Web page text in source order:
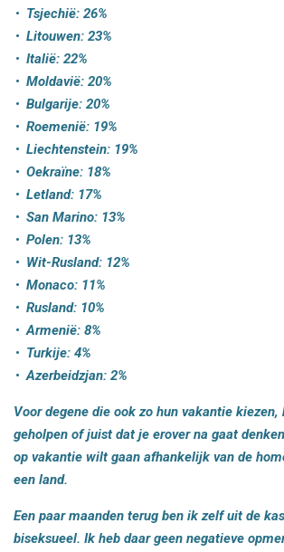
Tsjechië: 26%
Litouwen: 23%
Italië: 22%
Moldavië: 20%
Bulgarije: 20%
Roemenië: 19%
Liechtenstein: 19%
Oekraïne: 18%
Letland: 17%
San Marino: 13%
Polen: 13%
Wit-Rusland: 12%
Monaco: 11%
Rusland: 10%
Armenië: 8%
Turkije: 4%
Azerbeidzjan: 2%
Voor degene die ook zo hun vakantie
geholpen of juist dat je erover na gaat
op vakantie wilt gaan afhankelijk van de
een land.
Een paar maanden terug ben ik zelf uit de
biseksueel. Ik heb daar geen negatieve